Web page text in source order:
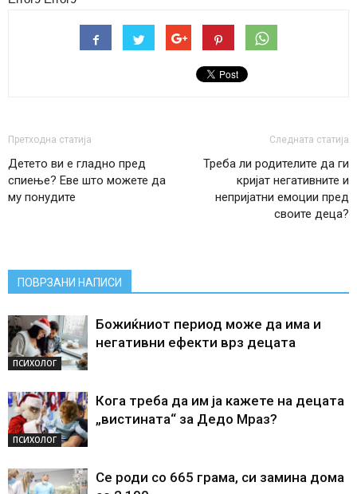
Претходна статија
Детето ви е гладно пред
спиење? Еве што можете да
му понудите
Следната статија
Треба ли родителите да ги
кријат негативните и
непријатни емоции пред
своите деца?
ПОВРЗАНИ НАПИСИ
ПСИХОЛОГ
Божиќниот период може да има и
негативни ефекти врз децата
ПСИХОЛОГ
Кога треба да им ја кажете на децата
„вистината“ за Дедо Мраз?
Се роди со 665 грама, си замина дома